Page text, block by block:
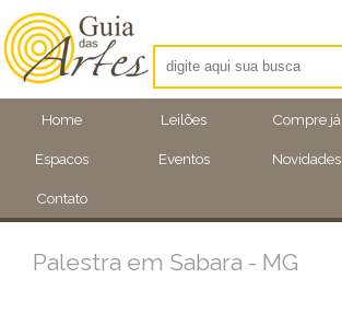
Home Leilões Compre já
Espacos Eventos Novidades
Contato
Palestra em Sabara - MG